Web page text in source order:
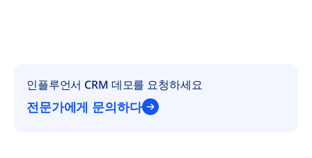
인플루언서 CRM 데모를 요청하세요
전문가에게 문의하다